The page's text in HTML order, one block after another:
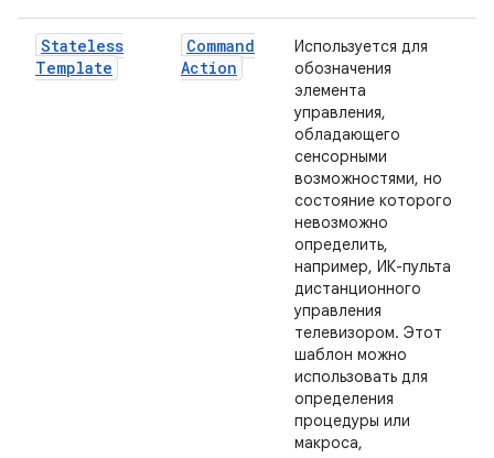
Stateless
Template
Command
Action
Используется для
обозначения
элемента
управления,
обладающего
сенсорными
возможностями, но
состояние которого
невозможно
определить,
например, ИК-пульта
дистанционного
управления
телевизором. Этот
шаблон можно
использовать для
определения
процедуры или
макроса,